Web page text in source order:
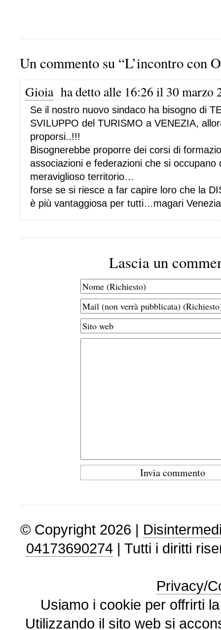
Un commento su “L’incontro con
Gioiaha detto alle 16:26 il 30 marzo
Se il nostro nuovo sindaco ha bisogno di
SVILUPPO del TURISMO a VENEZIA,
proporsi..!!!
Bisognerebbe proporre dei corsi di
associazioni e federazioni che si occupano
meraviglioso territorio…
forse se si riesce a far capire loro che la
è più vantaggiosa per tutti…magari
Lascia un
© Copyright 2026 |
04173690274| Tutti i diritti
Privacy/
Usiamo i cookie per offrirti
Utilizzando il sito web si